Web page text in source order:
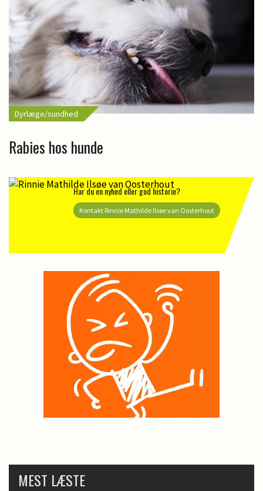
Dyrlæge/sundhed
Rabies hos hunde
Har du en nyhed eller god historie?
Kontakt Rinnie Mathilde Ilsøe van Oosterhout
MEST LÆSTE